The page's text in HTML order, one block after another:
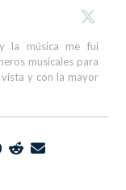
la música me fui
musicales para
y con la mayor